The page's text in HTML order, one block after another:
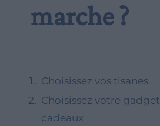
ZONE DU DÉTAILLANTS
ZONE DU DÉTAILLANTS
Idées de cadeaux
Nos marques
Voir toutes nos marques
marche ?
Choisissez vos tisanes.
Choisissez votre
cadeaux